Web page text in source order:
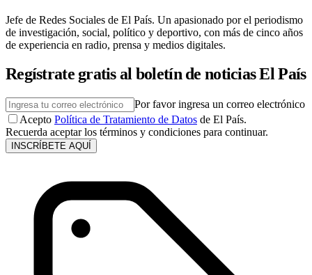
Jefe de Redes Sociales de El País. Un apasionado por el periodismo
de investigación, social, político y deportivo, con más de cinco años
de experiencia en radio, prensa y medios digitales.
Regístrate gratis al boletín de noticias El País
Por favor ingresa un correo electrónico
Acepto Política de Tratamiento de Datos de El País.
Recuerda aceptar los términos y condiciones para continuar.
INSCRÍBETE AQUÍ